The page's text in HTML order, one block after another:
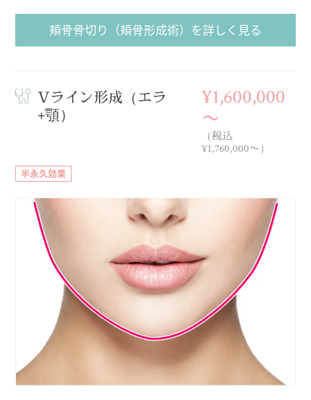
頬骨骨切り（頬骨形成術）を詳しく見る
Vライン形成（エラ
+顎）
¥1,600,000
〜
（税込
¥1,760,000〜）
半永久効果